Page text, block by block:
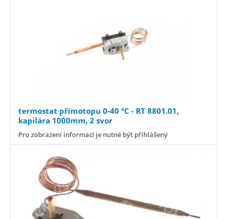
termostat přímotopu 0-40 °C - RT 8801.01,
kapilára 1000mm, 2 svor
Pro zobrazení informací je nutné být přihlášený